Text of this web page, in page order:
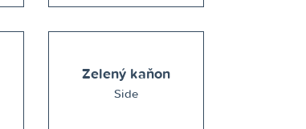
Zelený kaňon
Side